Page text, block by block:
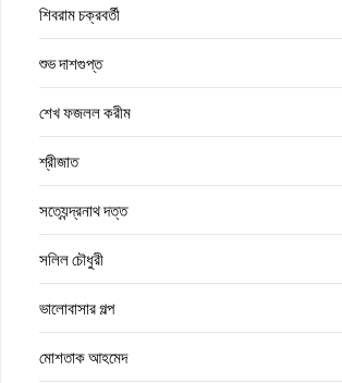
শিবরাম চক্রবর্তী
শুভ দাশগুপ্ত
শেখ ফজলল করীম
শ্রীজাত
সত্যেন্দ্রনাথ দত্ত
সলিল চৌধুরী
ভালোবাসার গল্প
মোশতাক আহমেদ